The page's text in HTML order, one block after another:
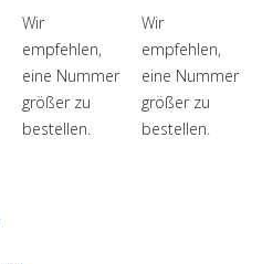
der
Produktseite
gewählt
werden
Wir
empfehlen,
eine Nummer
größer zu
bestellen.
der
Produktseite
gewählt
werden
Wir
empfehlen,
eine Nummer
größer zu
bestellen.